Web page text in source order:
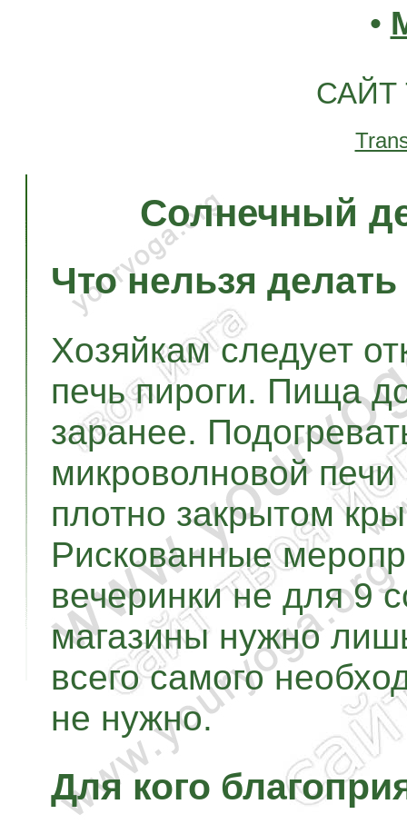
•
САЙТ
Солнечный
Что нельзя
Хозяйкам следует
печь пироги. Пища
заранее.
микроволновой
плотно закрытом
Рискованные
вечеринки не для 9
магазины нужно
всего самого
не нужно.
Для кого